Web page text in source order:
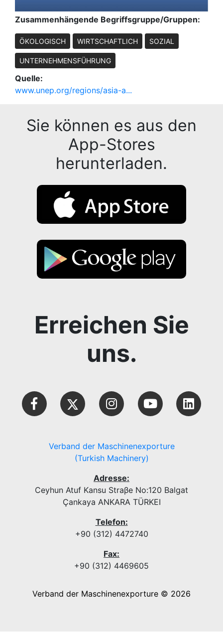
Zusammenhängende Begriffsgruppe/Gruppen:
ÖKOLOGISCH WIRTSCHAFTLICH SOZIAL
UNTERNEHMENSFÜHRUNG
Quelle:
www.unep.org/regions/asia-a...
Sie können es aus den
App-Stores
herunterladen.
Erreichen Sie
uns.
Verband der Maschinenexporture
(Turkish Machinery)
Adresse:
Ceyhun Atuf Kansu Straβe No:120 Balgat
Çankaya ANKARA TÜRKEI
Telefon:
+90 (312) 4472740
Fax:
+90 (312) 4469605
Verband der Maschinenexporture © 2026